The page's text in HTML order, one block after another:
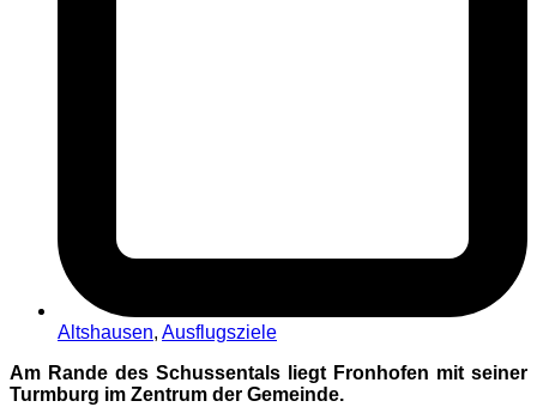
Altshausen, Ausflugsziele
Am Rande des Schussentals liegt Fronhofen mit seiner
Turmburg im Zentrum der Gemeinde.